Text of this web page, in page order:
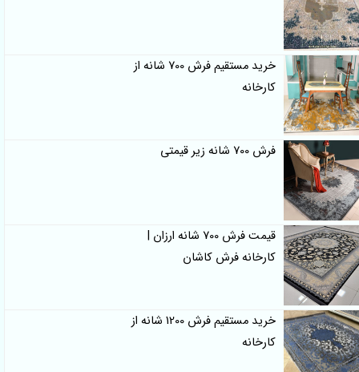
خرید مستقیم فرش 700 شانه از
کارخانه
فرش 700 شانه زیر قیمتی
قیمت فرش 700 شانه ارزان |
کارخانه فرش کاشان
خرید مستقیم فرش 1200 شانه از
کارخانه